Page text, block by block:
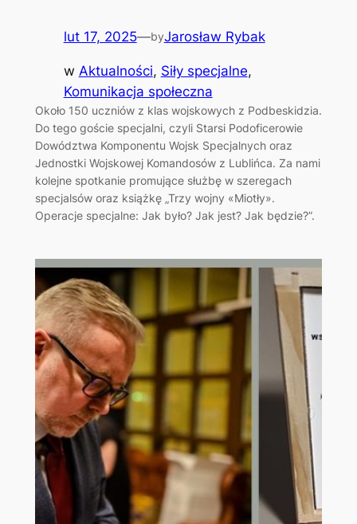
lut 17, 2025—byJarosław Rybak
w Aktualności, Siły specjalne
Komunikacja społeczna
Około 150 uczniów z klas wojskowych z Podbeskidzia.
Do tego goście specjalni, czyli Starsi Podoficerowie
Dowództwa Komponentu Wojsk Specjalnych oraz
Jednostki Wojskowej Komandosów z Lublińca. Za nami
kolejne spotkanie promujące służbę w szeregach
specjalsów oraz książkę „Trzy wojny «Miotły».
Operacje specjalne: Jak było? Jak jest? Jak będzie?”.